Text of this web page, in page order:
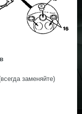
заменяйте)